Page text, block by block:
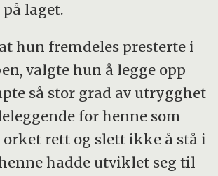
laget.
hun fremdeles presterte i
valgte hun å legge opp
så stor grad av utrygghet
for henne som
orket rett og slett ikke å stå i
hadde utviklet seg til